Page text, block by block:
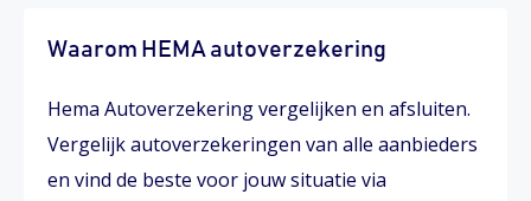
Waarom HEMA autoverzekering
Hema Autoverzekering vergelijken en afsluiten.
Vergelijk autoverzekeringen van alle aanbieders
en vind de beste voor jouw situatie via